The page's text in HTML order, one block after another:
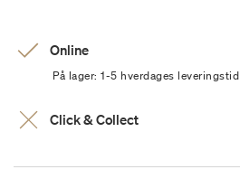
Online
På lager: 1-5 hverdages leveringstid
Click & Collect